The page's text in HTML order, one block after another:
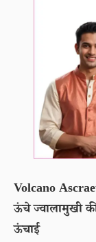
Volcano
ऊंचे ज्वालामुखी
ऊंचाई